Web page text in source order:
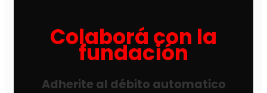
Colaborá con la
fundación
Adherite al débito automatico